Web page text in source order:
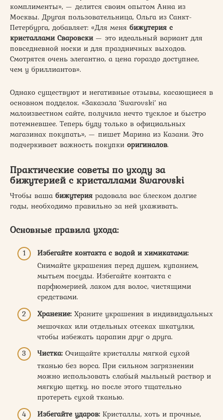
комплименты», — делится своим опытом Анна из
Москвы. Другая пользовательница, Ольга из Санкт-
Петербурга, добавляет: «Для меня бижутерия с
кристаллами Сваровски— это идеальный вариант для
повседневной носки и для праздничных выходов.
Смотрятся очень элегантно, а цена гораздо доступнее,
чем у бриллиантов».
Однако существуют и негативные отзывы, касающиеся в
основном подделок. «Заказала ‘Swarovski’ на
малоизвестном сайте, получила нечто тусклое и быстро
потемневшее. Теперь буду только в официальных
магазинах покупать», — пишет Марина из Казани. Это
подчеркивает важность покупки оригиналов.
Практические советы по уходу за
бижутерией с кристаллами Swarovski
Чтобы ваша бижутерия радовала вас блеском долгие
годы, необходимо правильно за ней ухаживать.
Основные правила ухода:
Избегайте контакта с водой и химикатами:
Снимайте украшения перед душем, купанием,
мытьем посуды. Избегайте контакта с
парфюмерией, лаком для волос, чистящими
средствами.
Хранение: Храните украшения в индивидуальных
мешочках или отдельных отсеках шкатулки,
чтобы избежать царапин друг о друга.
Чистка: Очищайте кристаллы мягкой сухой
тканью без ворса. При сильном загрязнении
можно использовать слабый мыльный раствор и
мягкую щетку, но после этого тщательно
протереть сухой тканью.
Избегайте ударов: Кристаллы, хоть и прочные,